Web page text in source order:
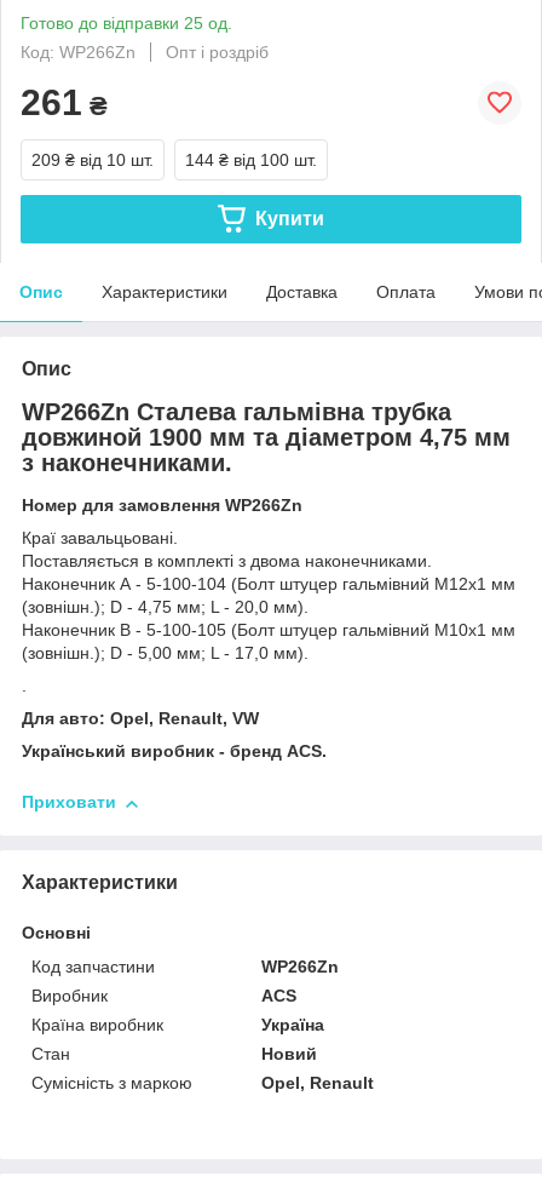
Готово до відправки 25 од.
Код: WP266Zn
Опт і роздріб
261 ₴
209 ₴ від 10 шт. 144 ₴ від 100 шт.
Купити
Опис Характеристики Доставка Оплата Умови
Опис
WP266Zn Сталева гальмівна трубка
довжиной 1900 мм та діаметром 4,75 мм
з наконечниками.
Номер для замовлення WP266Zn
Краї завальцьовані.
Поставляється в комплекті з двома наконечниками.
Наконечник А - 5-100-104 (Болт штуцер гальмівний М12х1 мм
(зовнішн.); D - 4,75 мм; L - 20,0 мм).
Наконечник В - 5-100-105 (Болт штуцер гальмівний М10х1 мм
(зовнішн.); D - 5,00 мм; L - 17,0 мм).
.
Для авто: Opel, Renault, VW
Український виробник - бренд ACS.
Приховати
Характеристики
Основні
Код запчастини
WP266Zn
Виробник
ACS
Країна виробник
Україна
Стан
Новий
Сумісність з маркою
Opel, Renault